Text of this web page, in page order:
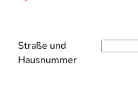
Straße und
Hausnummer